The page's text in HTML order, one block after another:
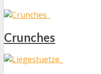
Crunches